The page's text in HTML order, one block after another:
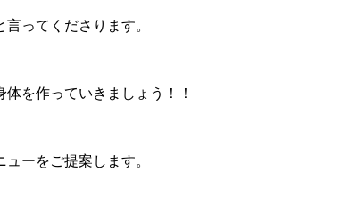
ってくださります。
を作っていきましょう！！
ーをご提案します。